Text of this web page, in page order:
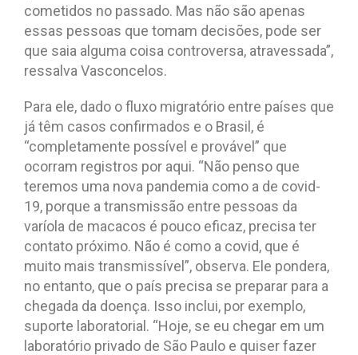
cometidos no passado. Mas não são apenas
essas pessoas que tomam decisões, pode ser
que saia alguma coisa controversa, atravessada”,
ressalva Vasconcelos.
Para ele, dado o fluxo migratório entre países que
já têm casos confirmados e o Brasil, é
“completamente possível e provável” que
ocorram registros por aqui. “Não penso que
teremos uma nova pandemia como a de covid-
19, porque a transmissão entre pessoas da
varíola de macacos é pouco eficaz, precisa ter
contato próximo. Não é como a covid, que é
muito mais transmissível”, observa. Ele pondera,
no entanto, que o país precisa se preparar para a
chegada da doença. Isso inclui, por exemplo,
suporte laboratorial. “Hoje, se eu chegar em um
laboratório privado de São Paulo e quiser fazer